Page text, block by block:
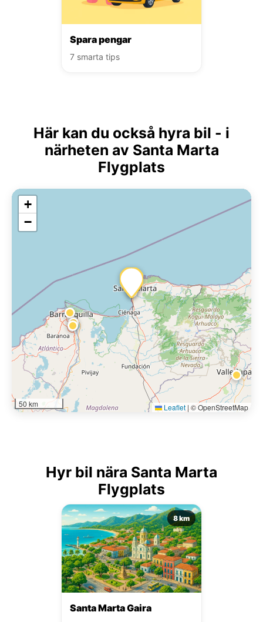
Spara pengar
7 smarta tips
Här kan du också hyra bil - i
närheten av Santa Marta
Flygplats
+
−
50 km Leaflet | © OpenStreetMap
Hyr bil nära Santa Marta
Flygplats
8 km
Santa Marta Gaira